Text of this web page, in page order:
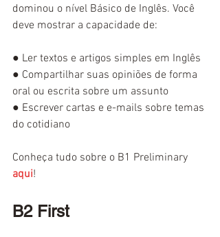
dominou o nível Básico de Inglês. Você
deve mostrar a capacidade de:
● Ler textos e artigos simples em Inglês
● Compartilhar suas opiniões de forma
oral ou escrita sobre um assunto
● Escrever cartas e e-mails sobre temas
do cotidiano
Conheça tudo sobre o B1 Preliminary
aqui!
B2 First